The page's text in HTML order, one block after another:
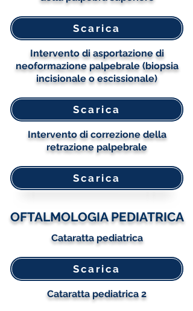
Scarica
Intervento di asportazione di
neoformazione palpebrale (biopsia
incisionale o escissionale)
Scarica
Intervento di correzione della
retrazione palpebrale
Scarica
OFTALMOLOGIA PEDIATRICA
Cataratta pediatrica
Scarica
Cataratta pediatrica 2